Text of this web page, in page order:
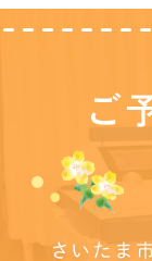
ご
さいたま